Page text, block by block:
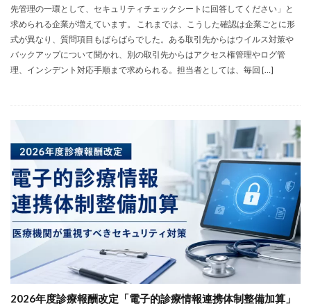
先管理の一環として、セキュリティチェックシートに回答してください」と
求められる企業が増えています。 これまでは、こうした確認は企業ごとに形
式が異なり、質問項目もばらばらでした。ある取引先からはウイルス対策や
バックアップについて聞かれ、別の取引先からはアクセス権管理やログ管
理、インシデント対応手順まで求められる。担当者としては、毎回 […]
2026年度診療報酬改定「電子的診療情報連携体制整備加算」